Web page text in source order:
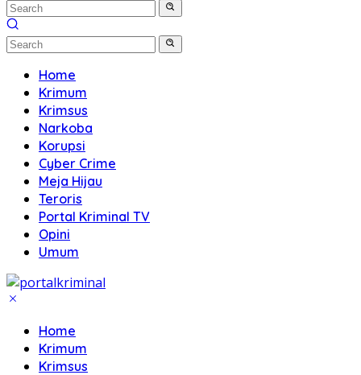
Home
Krimum
Krimsus
Narkoba
Korupsi
Cyber Crime
Meja Hijau
Teroris
Portal Kriminal TV
Opini
Umum
Home
Krimum
Krimsus